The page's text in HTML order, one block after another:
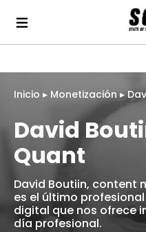
Inicio ▸ Monetización▸
David
Quant
David Boutiin, content
es el último
digital que nos ofrece
día profesional.